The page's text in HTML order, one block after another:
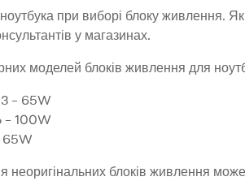
при виборі блоку живлення.
у магазинах.
моделей блоків живлення для
– 65W
– 100W
65W
блоків живлення